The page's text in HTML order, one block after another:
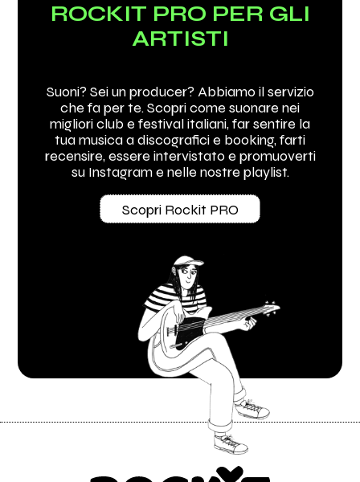
ROCKIT PRO PER GLI
ARTISTI
Suoni? Sei un producer? Abbiamo il servizio
che fa per te. Scopri come suonare nei
migliori club e festival italiani, far sentire la
tua musica a discografici e booking, farti
recensire, essere intervistato e promuoverti
su Instagram e nelle nostre playlist.
Scopri Rockit PRO